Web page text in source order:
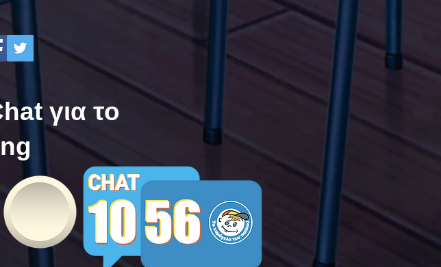
στο
"Μίλα Τώρα" όλα τα σχολεία
της Ελλάδας ενώνουν τις
δυνάμεις τους ενάντια στο
για το